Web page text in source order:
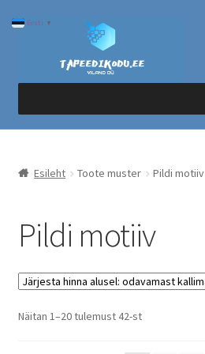
Liigu
navigeerimisele
Liigu
Esileht Toote muster Pildi motiiv
Pildi motiiv
Näitan 1–20 tulemust 42-stSorted
price:
Eesti ▼